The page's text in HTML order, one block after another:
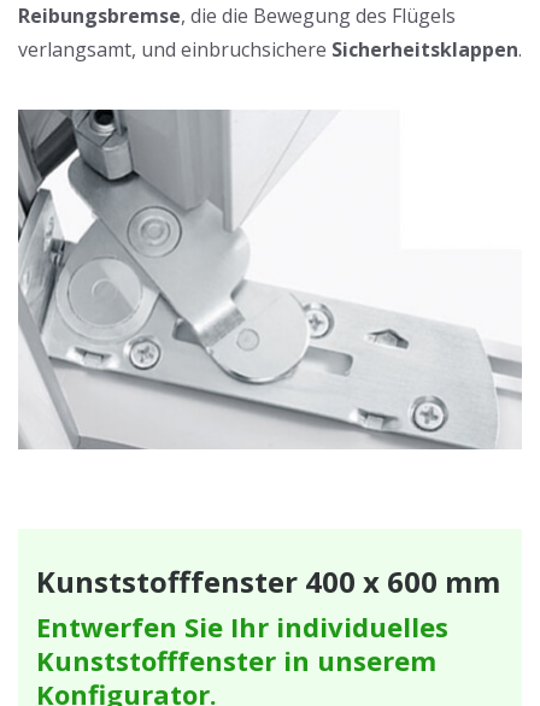
Reibungsbremse, die die Bewegung des Flügels
verlangsamt, und einbruchsichere Sicherheitsklappen.
Kunststofffenster 400 x 600 mm
Entwerfen Sie Ihr individuelles
Kunststofffenster in unserem
Konfigurator.